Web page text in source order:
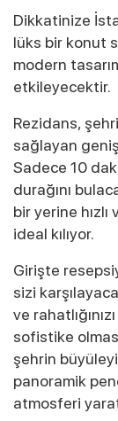
Dikkatinize
lüks bir konut
modern
etkileyecektir.
Rezidans,
sağlayan
Sadece 10
durağını
bir yerine
ideal kılıyor.
Girişte
sizi
ve
sofistike
şehrin
panoramik
atmosferi